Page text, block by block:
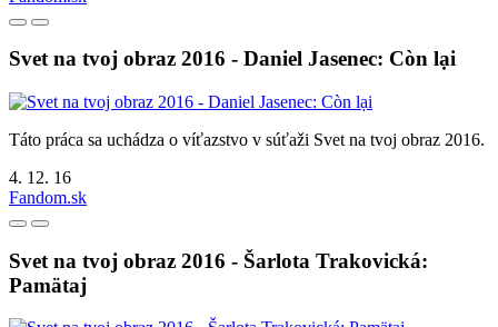
Svet na tvoj obraz 2016 - Daniel Jasenec: Còn lại
Táto práca sa uchádza o víťazstvo v súťaži Svet na tvoj obraz 2016.
4. 12. 16
Fandom.sk
Svet na tvoj obraz 2016 - Šarlota Trakovická:
Pamätaj